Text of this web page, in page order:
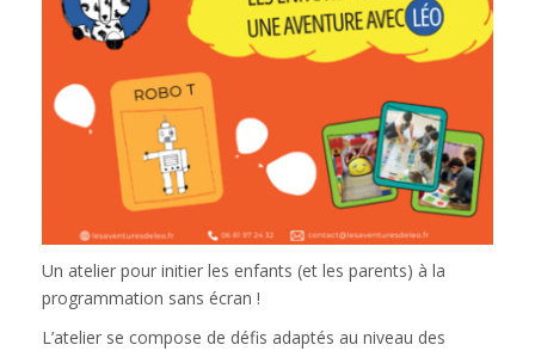
Un atelier pour initier les enfants (et les parents) à la
programmation sans écran !
L’atelier se compose de défis adaptés au niveau des